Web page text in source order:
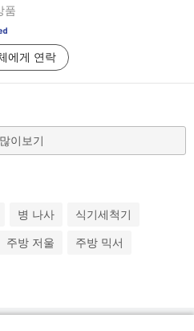
품
에게 연락
이보기
병 나사 식기세척기
주방 저울 주방 믹서